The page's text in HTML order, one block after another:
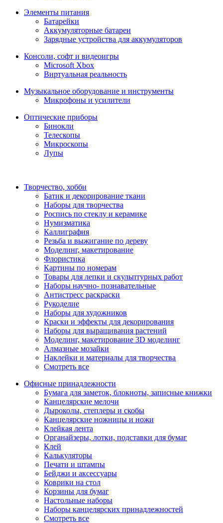
Элементы питания
Батарейки
Аккумуляторные батареи
Зарядные устройства для аккумуляторов
Консоли, софт и видеоигры
Microsoft Xbox
Виртуальная реальность
Музыкальное оборудование и инструменты
Микрофоны и усилители
Оптические приборы
Бинокли
Телескопы
Микроскопы
Лупы
Творчество, хобби
Батик и декорирование ткани
Наборы для творчества
Роспись по стеклу и керамике
Нумизматика
Каллиграфия
Резьба и выжигание по дереву
Моделинг, макетирование
Флористика
Картины по номерам
Товары для лепки и скульптурных работ
Наборы научно- познавательные
Антистресс раскраски
Рукоделие
Наборы для художников
Краски и эффекты для декорирования
Наборы для выращивания растений
Моделинг, макетирование 3D моделинг
Алмазные мозайки
Наклейки и материалы для творчества
Смотреть все
Офисные принадлежности
Бумага для заметок, блокноты, записные книжки
Канцелярские мелочи
Дыроколы, степлеры и скобы
Канцелярские ножницы и ножи
Клейкая лента
Органайзеры, лотки, подставки для бумаг
Клей
Калькуляторы
Печати и штампы
Бейджи и аксессуары
Коврики на стол
Корзины для бумаг
Настольные наборы
Наборы канцелярских принадлежностей
Смотреть все